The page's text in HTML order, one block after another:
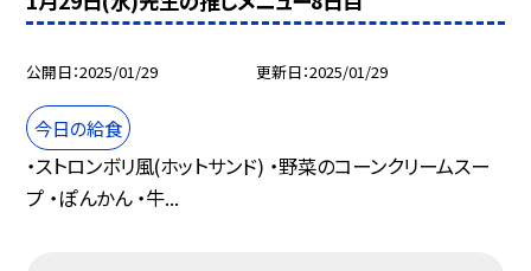
公開日 2025/01/29 更新日 2025/01/29
今日の給食
・ストロンボリ風(ホットサンド) ・野菜のコーンクリームスー
プ ・ぽんかん ・牛...